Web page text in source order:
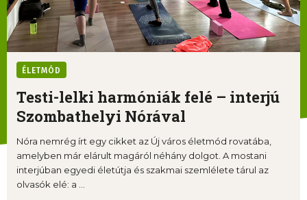
ÉLETMÓD
Testi-lelki harmóniák felé – interjú
Szombathelyi Nórával
Nóra nemrég írt egy cikket az Új város életmód rovatába,
amelyben már elárult magáról néhány dolgot. A mostani
interjúban egyedi életútja és szakmai szemlélete tárul az
olvasók elé: a ...